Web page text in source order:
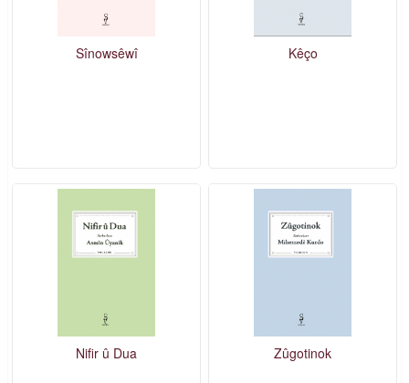
Sînowsêwî Kêço
Nifir û Dua Zûgotinok